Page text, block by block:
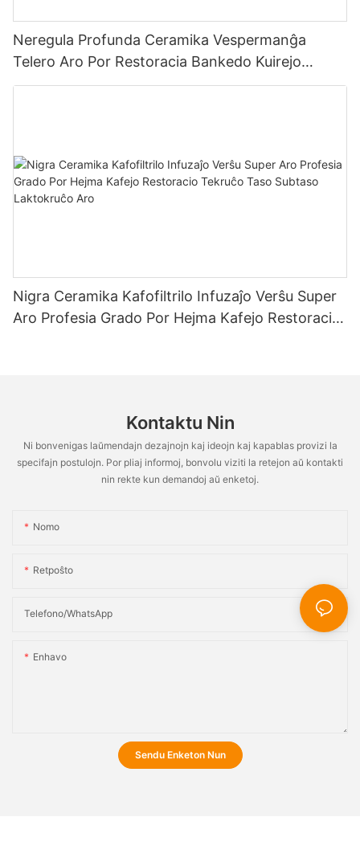
Neregula Profunda Ceramika Vespermanĝa
Telero Aro Por Restoracia Bankedo Kuirejo
Hejma Hotelo Komerca Tablaro Bifsteko Salato
Nigra Ceramika Kafofiltrilo Infuzaĵo Verŝu Super
Aro Profesia Grado Por Hejma Kafejo Restoracio
Kontaktu Nin
Ni bonvenigas laŭmendajn dezajnojn kaj ideojn kaj kapablas provizi la
specifajn postulojn. Por pliaj informoj, bonvolu viziti la retejon aŭ kontakti
nin rekte kun demandoj aŭ enketoj.
Nomo
Retpoŝto
Telefono/WhatsApp
Enhavo
Sendu Enketon Nun